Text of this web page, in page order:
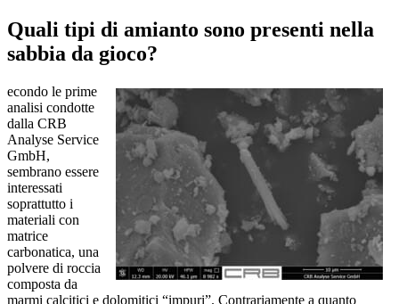
Quali tipi di amianto sono presenti nella
sabbia da gioco?
econdo le prime
analisi condotte
dalla CRB
Analyse Service
GmbH,
sembrano essere
interessati
soprattutto i
materiali con
matrice
carbonatica, una
polvere di roccia
composta da
marmi calcitici e dolomitici “impuri”. Contrariamente a quanto